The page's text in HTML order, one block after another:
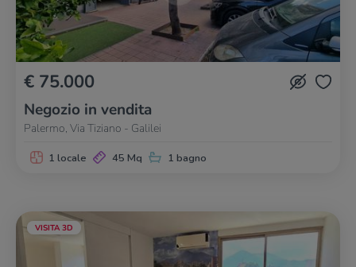
€ 75.000
Negozio in vendita
Palermo, Via Tiziano - Galilei
1 locale 45 Mq 1 bagno
VISITA 3D